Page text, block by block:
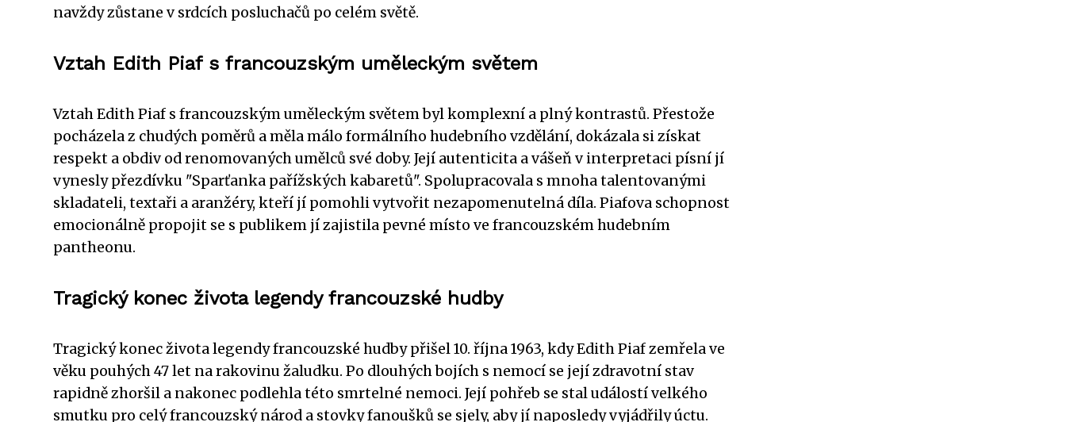
navždy zůstane v srdcích posluchačů po celém světě.
Vztah Edith Piaf s francouzským uměleckým světem
Vztah Edith Piaf s francouzským uměleckým světem byl komplexní a plný kontrastů. Přestože
pocházela z chudých poměrů a měla málo formálního hudebního vzdělání, dokázala si získat
respekt a obdiv od renomovaných umělců své doby. Její autenticita a vášeň v interpretaci písní jí
vynesly přezdívku "Sparťanka pařížských kabaretů". Spolupracovala s mnoha talentovanými
skladateli, textaři a aranžéry, kteří jí pomohli vytvořit nezapomenutelná díla. Piafova schopnost
emocionálně propojit se s publikem jí zajistila pevné místo ve francouzském hudebním
pantheonu.
Tragický konec života legendy francouzské hudby
Tragický konec života legendy francouzské hudby přišel 10. října 1963, kdy Edith Piaf zemřela ve
věku pouhých 47 let na rakovinu žaludku. Po dlouhých bojích s nemocí se její zdravotní stav
rapidně zhoršil a nakonec podlehla této smrtelné nemoci. Její pohřeb se stal událostí velkého
smutku pro celý francouzský národ a stovky fanoušků se sjely, aby jí naposledy vyjádřily úctu.